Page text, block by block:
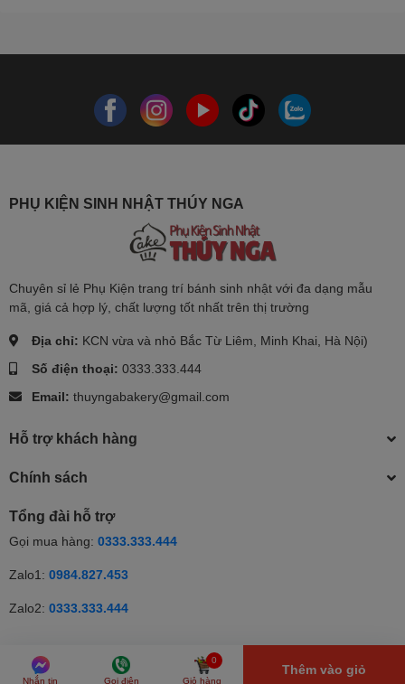
PHỤ KIỆN SINH NHẬT THÚY NGA
Chuyên sỉ lẻ Phụ Kiện trang trí bánh sinh nhật với đa dạng mẫu
mã, giá cả hợp lý, chất lượng tốt nhất trên thị trường
Địa chỉ: KCN vừa và nhỏ Bắc Từ Liêm, Minh Khai, Hà Nội)
Số điện thoại: 0333.333.444
Email: thuyngabakery@gmail.com
Hỗ trợ khách hàng
Chính sách
Tổng đài hỗ trợ
Gọi mua hàng: 0333.333.444
Zalo1: 0984.827.453
Zalo2: 0333.333.444
© Bản quyền thuộc về Thúy Nga | Cung cấp bởi Sapo | Cung cấp
bởiSapo
Nhắn tin Gọi điện
0
Giỏ hàng
Thêm vào giỏ